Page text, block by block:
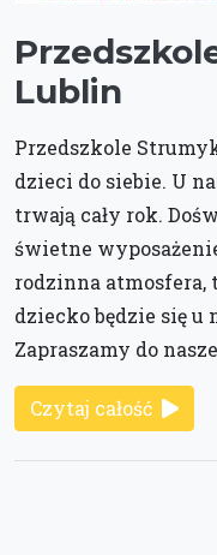
Lublin
Przedszkole
dzieci do siebie. U
trwają cały rok.
świetne
rodzinna atmosfera,
dziecko będzie się u
Zapraszamy do
Czytaj całość